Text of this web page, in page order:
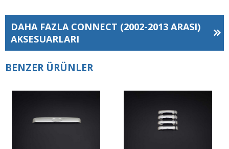
DAHA FAZLA CONNECT (2002-2013 ARASI)
AKSESUARLARI
BENZER ÜRÜNLER